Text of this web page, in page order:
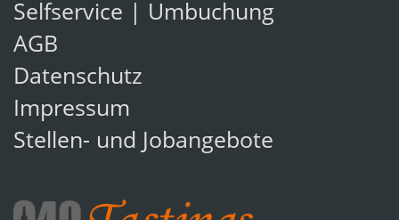
Selfservice | Umbuchung
AGB
Datenschutz
Impressum
Stellen- und Jobangebote